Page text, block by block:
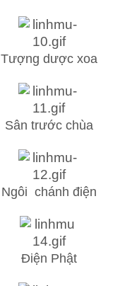
Tượng dược xoa
Sân trước chùa
Ngôi chánh điện
Điện Phật